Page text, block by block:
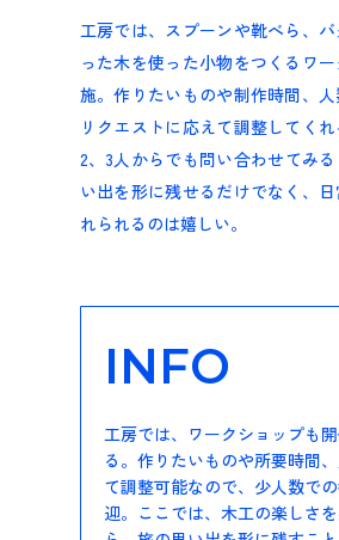
工房では、スプーンや靴べら、
った木を使った小物をつくるワ
施。作りたいものや制作時間、
リクエストに応えて調整してくれ
2、3人からでも問い合わせてみ
い出を形に残せるだけでなく、
れられるのは嬉しい。
INFO
工房では、ワークショップも
る。作りたいものや所要時間
て調整可能なので、少人数で
迎。ここでは、木工の楽しさ